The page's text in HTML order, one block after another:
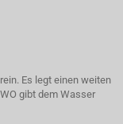
Es legt einen weiten
gibt dem Wasser